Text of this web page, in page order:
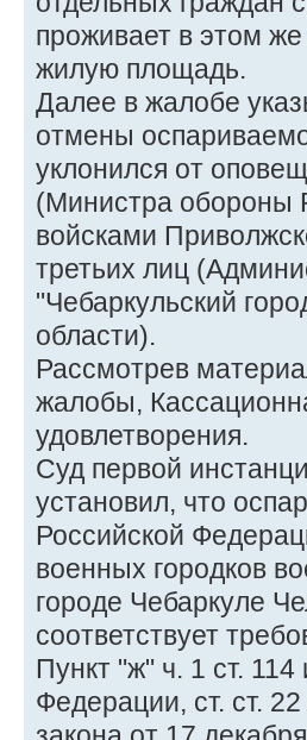
проживает в этом
жилую площадь.
Далее в жалобе
отмены
уклонился от
(Министра обороны
войсками
третьих лиц
"Чебаркульский
области).
Рассмотрев
жалобы,
удовлетворения.
Суд первой
установил, что
Российской
военных городков
городе Чебаркуле
соответствует
Пункт "ж" ч. 1 ст.
Федерации, ст. ст.